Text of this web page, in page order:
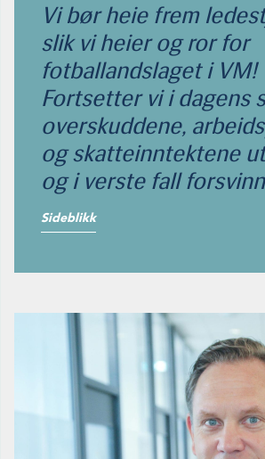
Vi bør heie frem
slik vi heier og ror for
fotballandslaget i VM!
Fortsetter vi i dagens
overskuddene,
og skatteinntektene
og i verste fall
Sideblikk